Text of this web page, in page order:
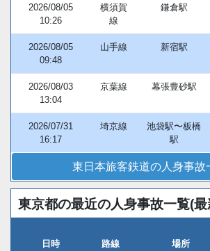
2026/08/05
10:26
横須賀
線
鎌倉駅
2026/08/05
09:48
山手線 新宿駅
2026/08/03
13:04
京葉線 幕張豊砂駅
2026/07/31
16:17
埼京線
池袋駅〜板橋
駅
東日本旅客鉄道の人身事故
東京都の最近の人身事故一覧(
日時 路線 場所